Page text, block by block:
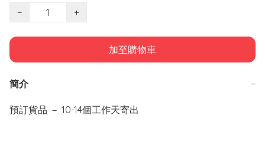
−
+
加至購物車
簡介 −
預訂貨品 － 10-14個工作天寄出